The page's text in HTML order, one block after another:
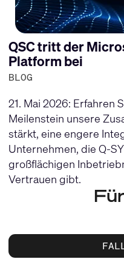
QSC tritt der
Platform bei
BLOG
21. Mai 2026: Erfahren
Meilenstein unsere
stärkt, eine engere
Unternehmen, die Q-
großflächigen
Vertrauen gibt.